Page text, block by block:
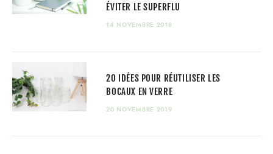
ÉVITER LE SUPERFLU
14 NOVEMBRE 2018
20 IDÉES POUR RÉUTILISER LES
BOCAUX EN VERRE
20 NOVEMBRE 2019